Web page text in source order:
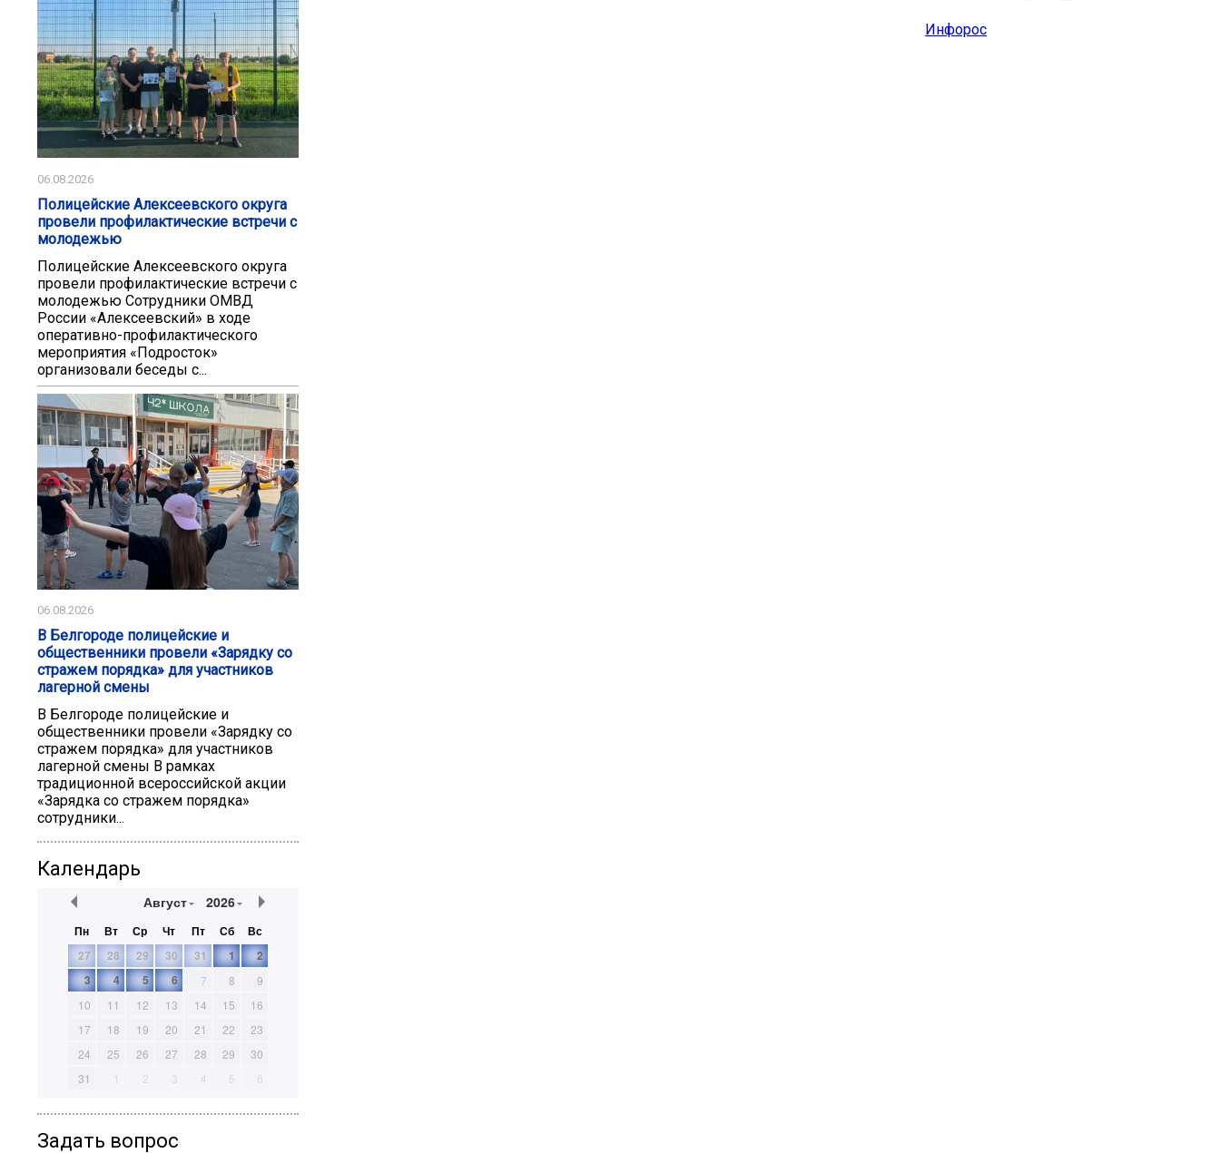
06.08.2026
Полицейские Алексеевского округа
провели профилактические встречи с
молодежью
Полицейские Алексеевского округа
провели профилактические встречи с
молодежью Сотрудники ОМВД
России «Алексеевский» в ходе
оперативно-профилактического
мероприятия «Подросток»
организовали беседы с...
06.08.2026
В Белгороде полицейские и
общественники провели «Зарядку со
стражем порядка» для участников
лагерной смены
В Белгороде полицейские и
общественники провели «Зарядку со
стражем порядка» для участников
лагерной смены В рамках
традиционной всероссийской акции
«Зарядка со стражем порядка»
сотрудники...
Календарь
Август 2026
Пн Вт Ср Чт Пт Сб
Вс
27
28 29 30 31 1
2
3
4 5 6 7 8
9
10
11 12 13 14 15
16
17
18 19 20 21 22
23
24
25 26 27 28 29
30
31
1 2 3 4 5 6
Задать вопрос
Инфорос